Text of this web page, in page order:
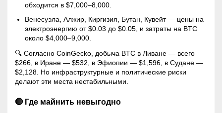
обходится в $7,000–8,000.
Венесуэла, Алжир, Киргизия, Бутан, Кувейт — цены на
электроэнергию от $0.03 до $0.05, и затраты на BTC
около $4,000–9,000.
🔍 Согласно CoinGecko, добыча BTC в Ливане — всего
$266, в Иране — $532, в Эфиопии — $1,596, в Судане —
$2,128. Но инфраструктурные и политические риски
делают эти места нестабильными.
🔴 Где майнить невыгодно